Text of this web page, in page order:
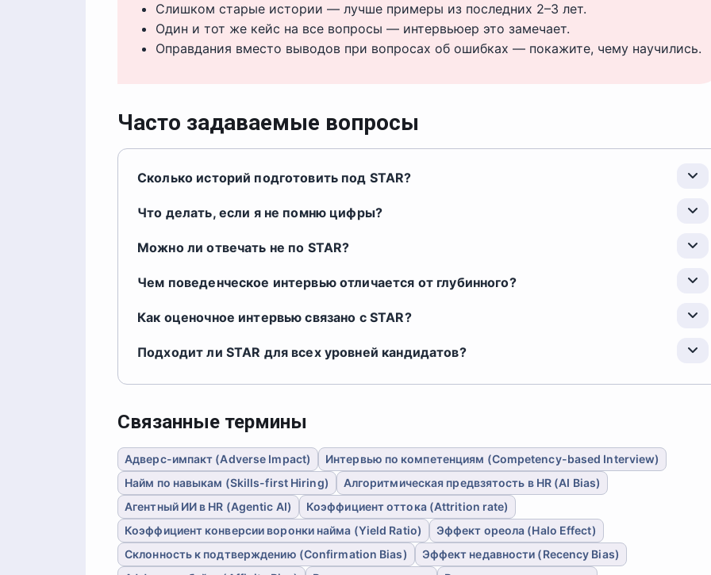
Слишком старые истории — лучше примеры из последних 2–3 лет.
Один и тот же кейс на все вопросы — интервьюер это замечает.
Оправдания вместо выводов при вопросах об ошибках — покажите, чему научились.
Часто задаваемые вопросы
Сколько историй подготовить под STAR?
Что делать, если я не помню цифры?
Можно ли отвечать не по STAR?
Чем поведенческое интервью отличается от глубинного?
Как оценочное интервью связано с STAR?
Подходит ли STAR для всех уровней кандидатов?
Связанные термины
Адверс-импакт (Adverse Impact)
Интервью по компетенциям (Competency-based Interview)
Найм по навыкам (Skills-first Hiring)
Алгоритмическая предвзятость в HR (AI Bias)
Агентный ИИ в HR (Agentic AI)
Коэффициент оттока (Attrition rate)
Коэффициент конверсии воронки найма (Yield Ratio)
Эффект ореола (Halo Effect)
Склонность к подтверждению (Confirmation Bias)
Эффект недавности (Recency Bias)